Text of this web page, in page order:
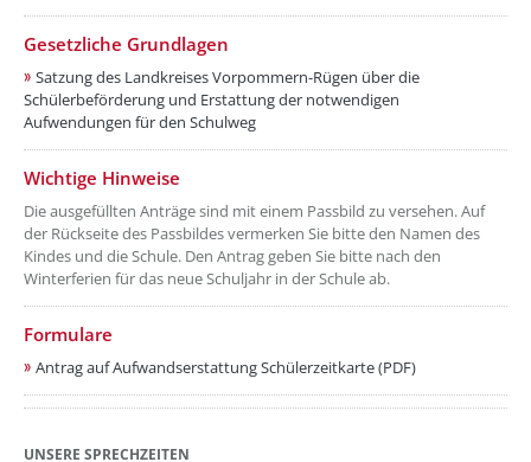
??? absaetzeOben[2]/titel ???
Gesetzliche Grundlagen
Satzung des Landkreises Vorpommern-Rügen über die
Schülerbeförderung und Erstattung der notwendigen
Aufwendungen für den Schulweg
??? absaetzeOben[3]/titel ???
Wichtige Hinweise
Die ausgefüllten Anträge sind mit einem Passbild zu versehen. Auf
der Rückseite des Passbildes vermerken Sie bitte den Namen des
Kindes und die Schule. Den Antrag geben Sie bitte nach den
Winterferien für das neue Schuljahr in der Schule ab.
??? absaetzeOben[4]/titel ???
Formulare
Antrag auf Aufwandserstattung Schülerzeitkarte (PDF)
UNSERE SPRECHZEITEN